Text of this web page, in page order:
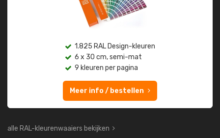
1.825 RAL Design-kleuren
6 x 30 cm, semi-mat
9 kleuren per pagina
Meer info / bestellen
alle RAL-kleurenwaaiers bekijken